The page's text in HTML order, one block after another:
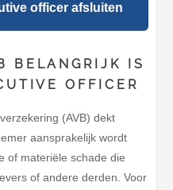
officer afsluiten
BELANGRIJK IS
OFFICER
(AVB) dekt
aansprakelijk wordt
of materiële schade die
of andere derden. Voor